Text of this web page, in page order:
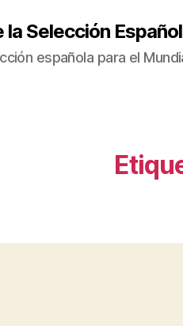
Selección
española para el